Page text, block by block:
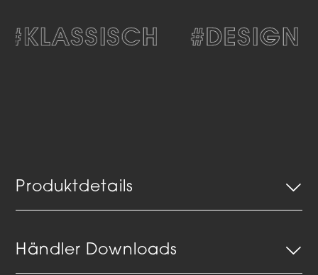
#DESIGN
Produktdetails
Händler Downloads